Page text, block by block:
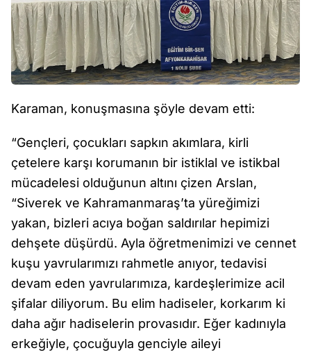
Karaman, konuşmasına şöyle devam etti:
“Gençleri, çocukları sapkın akımlara, kirli
çetelere karşı korumanın bir istiklal ve istikbal
mücadelesi olduğunun altını çizen Arslan,
“Siverek ve Kahramanmaraş’ta yüreğimizi
yakan, bizleri acıya boğan saldırılar hepimizi
dehşete düşürdü. Ayla öğretmenimizi ve cennet
kuşu yavrularımızı rahmetle anıyor, tedavisi
devam eden yavrularımıza, kardeşlerimize acil
şifalar diliyorum. Bu elim hadiseler, korkarım ki
daha ağır hadiselerin provasıdır. Eğer kadınıyla
erkeğiyle, çocuğuyla genciyle aileyi